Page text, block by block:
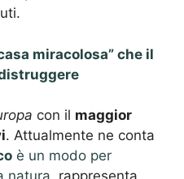
miracolosa” che il
con il maggior
. Attualmente ne conta
è un modo per